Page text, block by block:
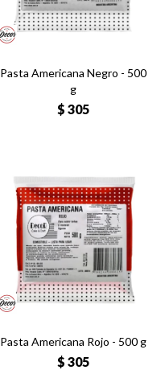
Pasta Americana Negro - 500
g
$ 305
Pasta Americana Rojo - 500 g
$ 305